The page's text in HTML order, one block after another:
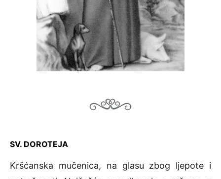
SV. DOROTEJA
Kršćanska mučenica, na glasu zbog ljepote i